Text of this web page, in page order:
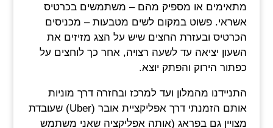
מתאימים או מספיק מהם – משתמשים בכרטיס
אשראי. פשוט במקום לשים מטבעות – מכניסים
הכרטיס ובעזרת החצים שיש על הצג מזיזים את
השעון יציאה עד לשעה רצויה, אחר כך לוחצים על
כפתור הירוק והפתק יוצא.
התניידנו מהמלון ועד למרכז ובחזרה דרך מוניות
אותם הזמנתי דרך אפליקציית אובר (Uber) שעובדת
מצויין גם בפראג (אותה אפליקציה שאני משתמש